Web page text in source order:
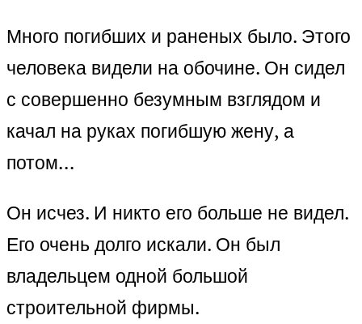
Много погибших и раненых было. Этого
человека видели на обочине. Он сидел
с совершенно безумным взглядом и
качал на руках погибшую жену, а
потом…
Он исчез. И никто его больше не видел.
Его очень долго искали. Он был
владельцем одной большой
строительной фирмы.